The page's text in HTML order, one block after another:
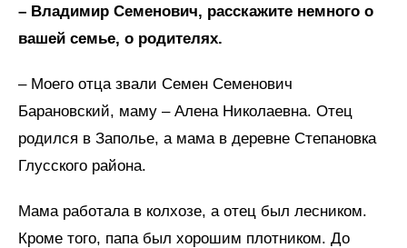
– Владимир Семенович, расскажите немного о
вашей семье, о родителях.
– Моего отца звали Семен Семенович
Барановский, маму – Алена Николаевна. Отец
родился в Заполье, а мама в деревне Степановка
Глусского района.
Мама работала в колхозе, а отец был лесником.
Кроме того, папа был хорошим плотником. До